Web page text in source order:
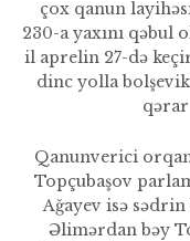
çox qanun
230-a yaxını qəbul
il aprelin 27-də
dinc yolla
Qanunverici
Topçubaşov
Ağayev isə
Əlimərdan bəy